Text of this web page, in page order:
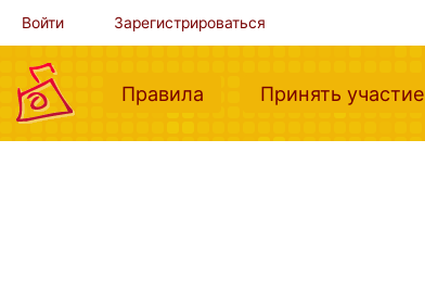
Войти Зарегистрироваться
Правила (current)Принять участие